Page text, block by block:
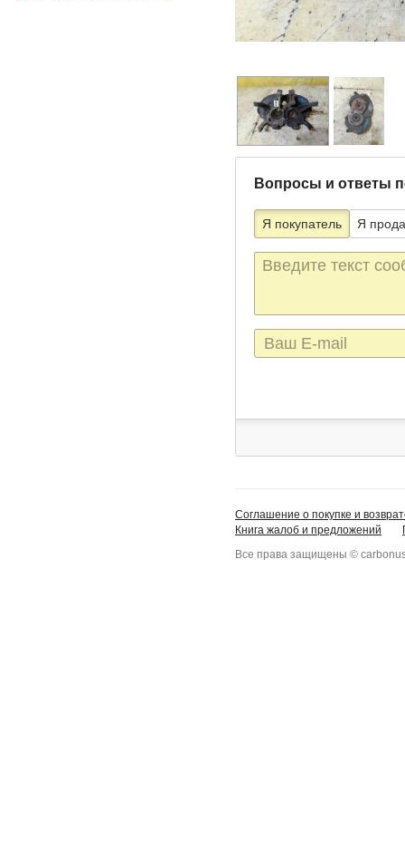
Вопросы и ответы
Я покупатель Я
Текст
сообщения
E-
mail
Соглашение о покупке и
Книга жалоб и предложений
Все права защищены ©